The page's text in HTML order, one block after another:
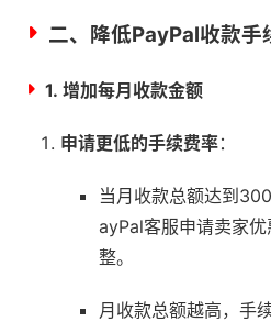
二、降低PayPal收款手
1. 增加每月收款金额
申请更低的手续费率：
当月收款总额达到
ayPal客服申请卖家
整。
月收款总额越高，手